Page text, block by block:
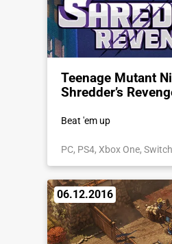
Teenage Mutant
Shredder’s
Beat 'em up
PC, PS4, Xbox One, Switch
06.12.2016